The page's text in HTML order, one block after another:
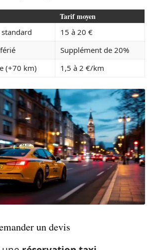
Tarif moyen
15 à 20 €
Supplément de 20%
(+70 km)
1,5 à 2 €/km
un devis